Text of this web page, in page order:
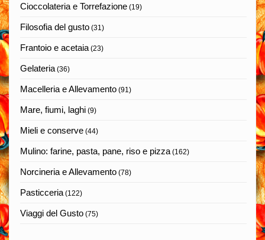
Cioccolateria e Torrefazione (19)
Filosofia del gusto (31)
Frantoio e acetaia(23)
Gelateria(36)
Macelleria e Allevamento (91)
Mare, fiumi, laghi (9)
Mieli e conserve (44)
Mulino: farine, pasta, pane, riso e pizza(162)
Norcineria e Allevamento (78)
Pasticceria(122)
Viaggi del Gusto (75)